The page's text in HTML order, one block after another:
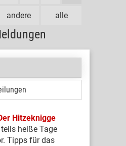
alle
andere
Hitzeknigge
heiße Tage
Tipps für das